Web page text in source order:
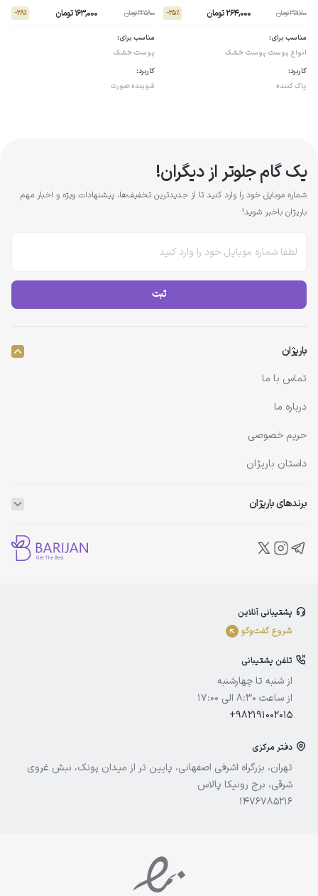
351,700 تومان 264,000 تومان - 25٪
مناسب برای:
انواع پوست پوست خشک
کاربرد:
پاک کننده
225,900 تومان 163,000 تومان - 28٪
مناسب برای:
پوست خشک
کاربرد:
شوینده صورت
یک گام جلوتر از دیگران!
شماره موبایل خود را وارد کنید تا از جدیدترین تخفیف‌ها، پیشنهادات ویژه و اخبار مهم
باریژان باخبر شوید!
ثبت
باریژان
تماس با ما
درباره ما
حریم خصوصی
داستان باریژان
برندهای باریژان
ویتالیر
الوینا
آیسول
پشتیبانی آنلاین
شروع گفت‌و‌گو
تلفن پشتیبانی
از شنبه تا چهارشنبه
از ساعت 8:30 الی 17:00
+982191002015
دفتر مرکزی
تهران، بزرگراه اشرفی اصفهانی، پایین تر از میدان پونک، نبش غروی
شرقی، برج رونیکا پالاس
1476785216